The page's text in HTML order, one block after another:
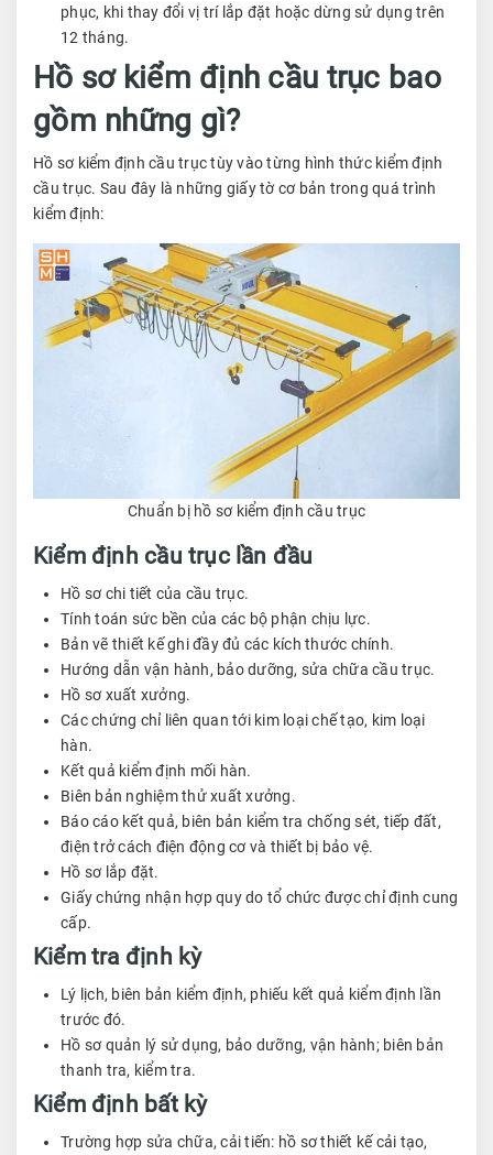
phục, khi thay đổi vị trí lắp đặt hoặc dừng sử dụng trên
12 tháng.
Hồ sơ kiểm định cầu trục bao
gồm những gì?
Hồ sơ kiểm định cầu trục tùy vào từng hình thức kiểm định
cầu trục. Sau đây là những giấy tờ cơ bản trong quá trình
kiểm định:
Chuẩn bị hồ sơ kiểm định cầu trục
Kiểm định cầu trục lần đầu
Hồ sơ chi tiết của cầu trục.
Tính toán sức bền của các bộ phận chịu lực.
Bản vẽ thiết kế ghi đầy đủ các kích thước chính.
Hướng dẫn vận hành, bảo dưỡng, sửa chữa cầu trục.
Hồ sơ xuất xưởng.
Các chứng chỉ liên quan tới kim loại chế tạo, kim loại
hàn.
Kết quả kiểm định mối hàn.
Biên bản nghiệm thử xuất xưởng.
Báo cáo kết quả, biên bản kiểm tra chống sét, tiếp đất,
điện trở cách điện động cơ và thiết bị bảo vệ.
Hồ sơ lắp đặt.
Giấy chứng nhận hợp quy do tổ chức được chỉ định cung
cấp.
Kiểm tra định kỳ
Lý lịch, biên bản kiểm định, phiếu kết quả kiểm định lần
trước đó.
Hồ sơ quản lý sử dụng, bảo dưỡng, vận hành; biên bản
thanh tra, kiểm tra.
Kiểm định bất kỳ
Trường hợp sửa chữa, cải tiến: hồ sơ thiết kế cải tạo,